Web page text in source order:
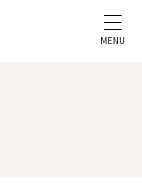
MENU